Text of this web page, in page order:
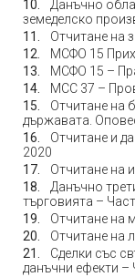
Данъчно
земеделско
Отчитане на
МСФО 15
МСФО 15 –
МСС 37 –
Отчитане на
държавата.
Отчитане и
2020
Отчитане на
Данъчно
търговията – Част I
Отчитане на
Отчитане на
Сделки със
данъчни ефекти –